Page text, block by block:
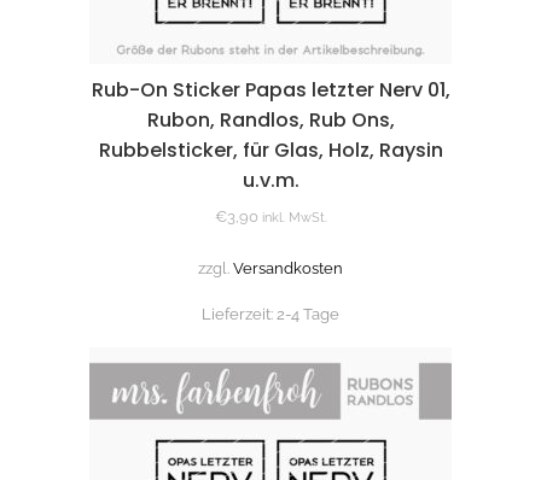
Rub-On Sticker Papas letzter Nerv 01,
Rubon, Randlos, Rub Ons,
Rubbelsticker, für Glas, Holz, Raysin
u.v.m.
€3,90 inkl. MwSt.
zzgl. Versandkosten
Lieferzeit: 2-4 Tage